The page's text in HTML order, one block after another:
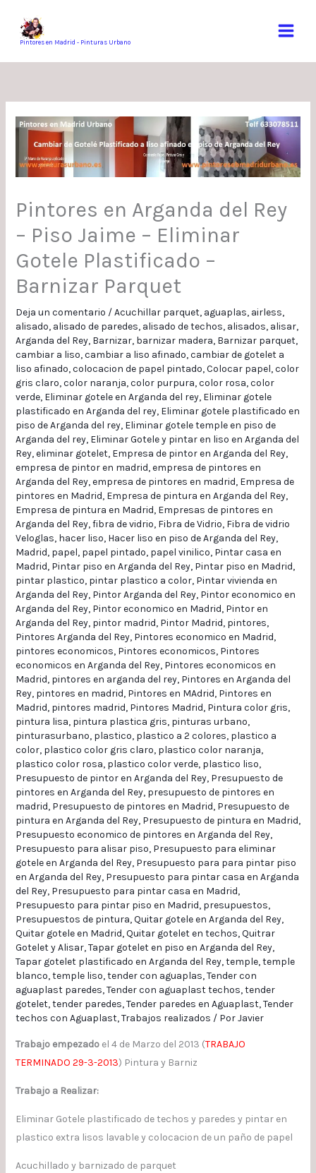
contenidoPintores en Madrid - Pinturas Urbano
Pintores en Arganda del Rey
– Piso Jaime – Eliminar
Gotele Plastificado –
Barnizar Parquet
Deja un comentario /Acuchillar parquet, aguaplas, airless,
alisado, alisado de paredes, alisado de techos, alisados, alisar,
Arganda del Rey, Barnizar, barnizar madera, Barnizar parquet,
cambiar a liso,cambiar a liso afinado,cambiar de gotelet a
liso afinado,colocacion de papel pintado,Colocar papel,color
gris claro,color naranja,color purpura,color rosa,color
verde, Eliminar gotele en Arganda del rey, Eliminar gotele
plastificado en Arganda del rey, Eliminar gotele plastificado en
piso de Arganda del rey, Eliminar gotele temple en piso de
Arganda del rey, Eliminar Gotele y pintar en liso en Arganda del
Rey,eliminar gotelet, Empresa de pintor en Arganda del Rey,
empresa de pintor en madrid,empresa de pintores en
Arganda del Rey,empresa de pintores en madrid, Empresa de
pintores en Madrid, Empresa de pintura en Arganda del Rey,
Empresa de pintura en Madrid, Empresas de pintores en
Arganda del Rey,fibra de vidrio, Fibra de Vidrio, Fibra de vidrio
Veloglas, hacer liso, Hacer liso en piso de Arganda del Rey,
Madrid, papel, papel pintado, papel vinilico, Pintar casa en
Madrid, Pintar piso en Arganda del Rey, Pintar piso en Madrid,
pintar plastico, pintar plastico a color, Pintar vivienda en
Arganda del Rey, Pintor Arganda del Rey, Pintor economico en
Arganda del Rey, Pintor economico en Madrid, Pintor en
Arganda del Rey, pintor madrid, Pintor Madrid, pintores,
Pintores Arganda del Rey, Pintores economico en Madrid,
pintores economicos, Pintores economicos, Pintores
economicos en Arganda del Rey, Pintores economicos en
Madrid, pintores en arganda del rey, Pintores en Arganda del
Rey, pintores en madrid, Pintores en MAdrid, Pintores en
Madrid, pintores madrid, Pintores Madrid, Pintura color gris,
pintura lisa, pintura plastica gris, pinturas urbano,
pinturasurbano, plastico, plastico a 2 colores, plastico a
color, plastico color gris claro, plastico color naranja,
plastico color rosa, plastico color verde, plastico liso,
Presupuesto de pintor en Arganda del Rey, Presupuesto de
pintores en Arganda del Rey, presupuesto de pintores en
madrid, Presupuesto de pintores en Madrid, Presupuesto de
pintura en Arganda del Rey, Presupuesto de pintura en Madrid,
Presupuesto economico de pintores en Arganda del Rey,
Presupuesto para alisar piso, Presupuesto para eliminar
gotele en Arganda del Rey, Presupuesto para para pintar piso
en Arganda del Rey, Presupuesto para pintar casa en Arganda
del Rey, Presupuesto para pintar casa en Madrid,
Presupuesto para pintar piso en Madrid, presupuestos,
Presupuestos de pintura,Quitar gotele en Arganda del Rey,
Quitar gotele en Madrid,Quitar gotelet en techos,Quitrar
Gotelet y Alisar,Tapar gotelet en piso en Arganda del Rey,
Tapar gotelet plastificado en Arganda del Rey,temple,temple
blanco,temple liso,tender con aguaplas,Tender con
aguaplast paredes,Tender con aguaplast techos,tender
gotelet,tender paredes,Tender paredes en Aguaplast,Tender
techos con Aguaplast,Trabajos realizados / PorJavier
Trabajo empezadoel 4 de Marzo del 2013 (TRABAJO
TERMINADO 29-3-2013) Pintura y Barniz
Trabajo a Realizar:
Eliminar Gotele plastificado de techos y paredes y pintar en
plastico extra lisos lavable y colocacion de un paño de papel
Acuchillado y barnizado de parquet